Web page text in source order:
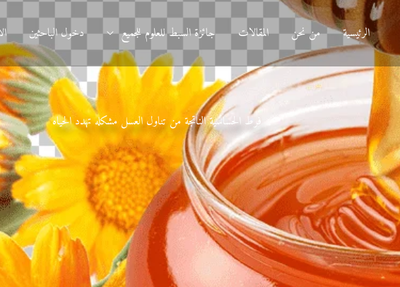
الرئيسية من نحن المقالات جائزة السبط للعلوم للجميع دخول الباحثين
فرط الحساسية الناتجة من تناول العسل مشكله تهدد الحياه